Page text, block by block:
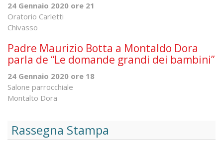
24 Gennaio 2020 ore 21
Oratorio Carletti
Chivasso
Padre Maurizio Botta a Montaldo Dora
parla de “Le domande grandi dei bambini”
24 Gennaio 2020 ore 18
Salone parrocchiale
Montalto Dora
Rassegna Stampa